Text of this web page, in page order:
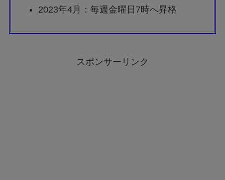
2023年4月：毎週金曜日7時へ昇格
スポンサーリンク